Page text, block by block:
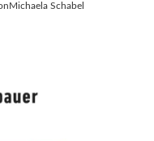
Michaela Schabel